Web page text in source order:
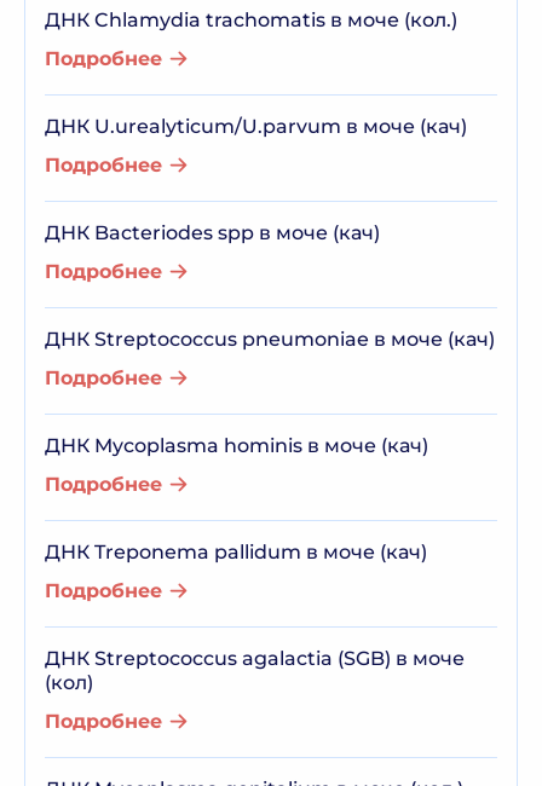
ДНК Chlamydia trachomatis в моче (кол.)
Подробнее
ДНК U.urealyticum/U.parvum в моче (кач)
Подробнее
ДНК Bacteriodes spp в моче (кач)
Подробнее
ДНК Streptococcus pneumoniae в моче (кач)
Подробнее
ДНК Mycoplasma hominis в моче (кач)
Подробнее
ДНК Treponema pallidum в моче (кач)
Подробнее
ДНК Streptococcus agalactia (SGB) в моче
(кол)
Подробнее